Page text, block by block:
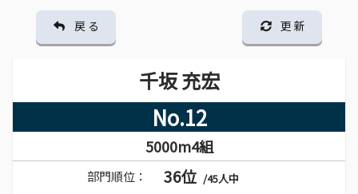
戻 る 更 新
千坂 充宏
No.12
5000m4組
部門順位： 36位 /45人中